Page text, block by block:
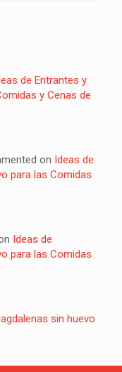
de Entrantes y
y Cenas de
on Ideas de
para las Comidas
Ideas de
para las Comidas
sin huevo